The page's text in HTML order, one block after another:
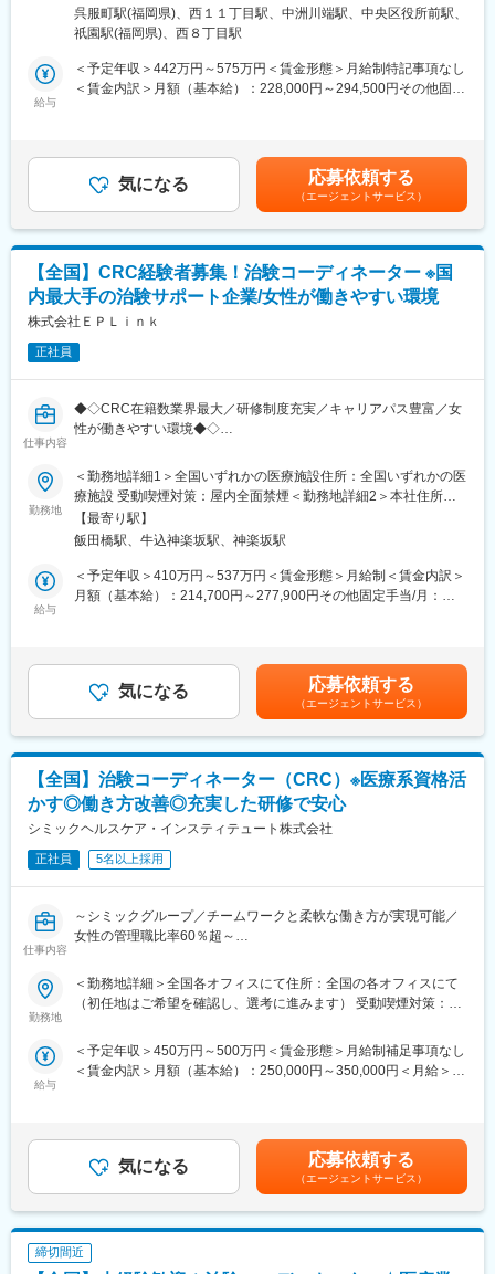
ったときや先輩や上司がサポートしてくれるため、安心して進め
られます。また、家族の急な体調不良や突発休の場合にも周囲が
代理対応をしてくれる風土があり、チームワークが強みです。
・働きやすい環境：2019年度の月間の平均残業時間は12.1時間で
した。管理職における女性比率も63.6%と、ライフイベントの多
変更の範囲：会社の定める業務
多く、未経験の方でもご活躍できるようフォロー体制はございま
すので安心してご応募ください。
【仕事内容】
医師や治験依頼者（製薬会社等）の窓口となるお仕事です。
また、治験をスムーズに行えるよう、医師や関連部門のアポイン
ト取得等の院内調整、契約書の作成や管理、各種委員会の申請手
を調整する役割もあり、社会貢献性の高いやりがいのあるお仕事
となります！
【この仕事の魅力】
・チーム全体で協力しながら治験を進めていく風土があります。
各部門でお互いの情報連携が密な働きができます。
・転勤がほぼなく、残業も10～20時間のため、長期就業しやすい
環境です。女性管理職も多いです。
■キャリアパス：
で一人前と呼ばれるくらいの習熟度になります。その後はグルー
プマネージャーや管理職を目指してスキルを積んでいただきま
す。
医療×ITを手掛ける国内大手エムスリーのグループ会社です。
2019年9月に3社合併を行い（ノイエス、アルメック、イスモ）、
開拓／症例登録の短縮など）。社内システムも充実しており、外
出しながらも社員感の連携がとりやすい環境です。
変更の範囲：会社の定める業務
6-18 ランダムスクウェア3階勤務地最寄駅：地下鉄空港線／中洲
川端駅受動喫煙対策：屋内全面禁煙＜勤務地詳細3＞札幌オフィス
勤務地最寄駅：地下鉄 東西線／西11丁目駅受動喫煙対策：屋内全
面禁煙変更の範囲：会社の定める事業所
呉服町駅(福岡県)、西１１丁目駅、中洲川端駅、中央区役所前駅、
祇園駅(福岡県)、西８丁目駅
給与
＜予定年収＞442万円～575万円＜賃金形態＞月給制特記事項なし
＜賃金内訳＞月額（基本給）：228,000円～294,500円その他固定
む）＜昇給有無＞有＜残業手当＞有＜給与補足＞■上記金額はあく
まで、目安となっております。取得されている資格や業務経験に
より、算定致しますのでご了承下さい。・賞与：基本給3.4か月分
（年2回の合計）・昇給：年1回賃金はあくまでも目安の金額であ
り、選考を通じて上下する可能性があります。月給(月額)は固定手
当を含めた表記です。
気になる 応募依頼する
（エージェントサービス）
【全国】CRC経験者募集！治験コーディネーター ※国
内最大手の治験サポート企業/女性が働きやすい環境
株式会社ＥＰＬｉｎｋ
正社員
仕事内容
◆◇CRC在籍数業界最大／研修制度充実／キャリアパス豊富／女
性が働きやすい環境◆◇
て就業頂きます！
■担当業務：治験が行われている医療機関で医師の指示のもと医学
的判断や医療行為を伴わない治験業務を支援をします。
・治験に参加する患者（被験者）さんに対する試験内容の補助説
・被験者のスケジュール管理
・症例報告書の作成支援など
■国内最大手の治験サポート企業：イーピーエスグループに属し、
SMO」として第一選択肢に指名されており、業界内での信頼があ
ります。日本の三大疾病の筆頭として治験薬や治療法が開発され
るがん分野においては、治験実施には高度な専門知識が求められ
るため、専門教育をうけたCRCを育成しており、難易度が高い試
験にも対応できるサポート体制を敷いています。
■教育研修制度充実：集合研修、外部研修、OJT はもちろん、がん
や精神疾患など領域別の研修やeラーニングも導入し、充実した体
制を整えています。また認定CRCの資格取得も奨励しており、有
資格者はCRCの半数に達しています。
■フレキシブルに働きやすい環境が整っています
・全国約6,900施設のネットワークを持つため、ご自宅近くや家族
・スーパーフレックス制度があり、ワークライフバランスの実現
を支援しています。／リフレッシュ休暇（8月1日に5日間付与）
では90名。
・経験豊富な社員に相談できる職場の相談窓口あり。
・女性管理職55％（日本平均12％）と女性が長く働きやすい環境
変更の範囲：会社の定める業務
勤務地
＜勤務地詳細1＞全国いずれかの医療施設住所：全国いずれかの医
療施設 受動喫煙対策：屋内全面禁煙＜勤務地詳細2＞本社住所：
東京都新宿区筑土八幡町2-1 勤務地最寄駅：東京メトロ有楽町線
／飯田橋駅受動喫煙対策：屋内全面禁煙変更の範囲：会社の定め
【最寄り駅】
飯田橋駅、牛込神楽坂駅、神楽坂駅
給与
＜予定年収＞410万円～537万円＜賃金形態＞月給制＜賃金内訳＞
月額（基本給）：214,700円～277,900円その他固定手当/月：
CRC手当・休日連絡対応手当■賞与：年2回（6月、12月）／昇
給：年1回（10月）※業績に応じ、決算賞与（秋季賞与）支給の場
合あり（10月）■時間外・休日出勤手当等の割増賃金は別途支給
賃金はあくまでも目安の金額であり、選考を通じて上下する可能
性があります。月給(月額)は固定手当を含めた表記です。
気になる 応募依頼する
（エージェントサービス）
【全国】治験コーディネーター（CRC）※医療系資格活
かす◎働き方改善◎充実した研修で安心
シミックヘルスケア・インスティテュート株式会社
正社員 5名以上採用
仕事内容
～シミックグループ／チームワークと柔軟な働き方が実現可能／
女性の管理職比率60％超～
や私たちのQOLを向上させるべく、新しい治療法を開発する必要
があります。今回はそのための治験を実施する際の患者さんおよ
・治験被験者である患者さんへの内容説明補助、ケア／相談
・治験担当医師の補助
■やりがい：CRCは疾病を抱えた患者さんやそれを治療しようと
奮闘する医師やスタッフなど携わる相手が多いです。現在治療法
がなく苦しんでいる患者さんに対して薬を届けられたり、最前線
で治療にあたる医師やスタッフのサポートを行え、治験が無事に
終了すれば喜びはひとしおです。
■同社の教育体制：同社は同業他社からの転職だけでなく、看護師
勤務地
＜勤務地詳細＞全国各オフィスにて住所：全国の各オフィスにて
（初任地はご希望を確認し、選考に進みます） 受動喫煙対策：そ
業所
給与
＜予定年収＞450万円～500万円＜賃金形態＞月給制補足事項なし
＜賃金内訳＞月額（基本給）：250,000円～350,000円＜月給＞
気になる 応募依頼する
（エージェントサービス）
締切間近